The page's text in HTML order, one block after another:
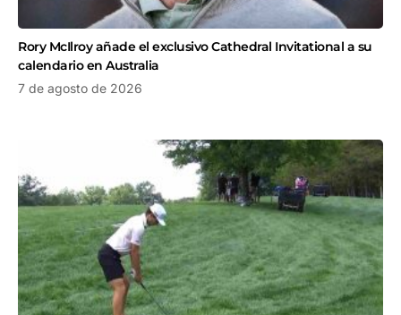
Rory McIlroy añade el exclusivo Cathedral Invitational a su
calendario en Australia
7 de agosto de 2026